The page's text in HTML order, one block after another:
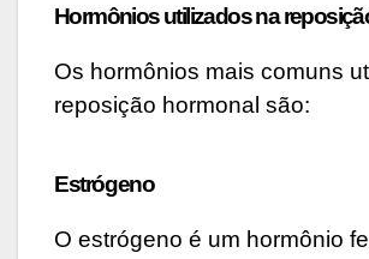
Hormônios utilizados na
Os hormônios mais comuns
reposição hormonal são:
Estrógeno
O estrógeno é um hormônio